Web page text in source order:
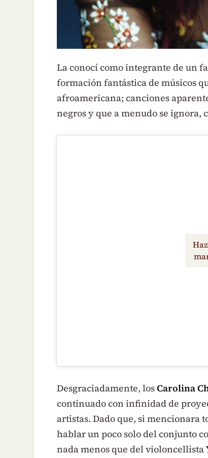
La conocí como integrante de un
formación fantástica de músicos
afroamericana; canciones
negros y que a menudo se ignora,
Desgraciadamente, losCarolina
continuado con infinidad de
artistas. Dado que, si mencionara
hablar un poco solo del conjunto
nada menos que del violoncellista